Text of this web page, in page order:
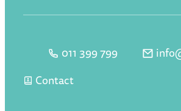
011 399 799
E-mail info
Contact